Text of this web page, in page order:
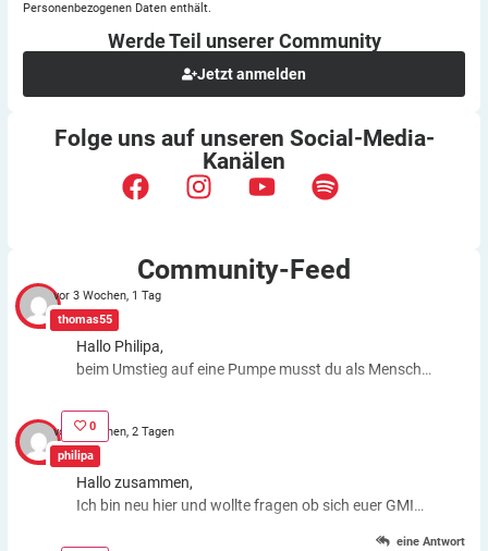
Personenbezogenen Daten enthält.
Werde Teil unserer Community
Jetzt anmelden
Folge uns auf unseren Social-Media-
Kanälen
Community-Feed
thomas55
vor 3 Wochen, 1 Tag
Hallo Philipa,
beim Umstieg auf eine Pumpe musst du als Mensch
ICT. Schätzfehler bleiben also. Du kannst aber die
Basalrate individuell einstellen, z.B. In den frühen
Morgenstunden mehr Insulin zuführen. Auch bei
körperlichen Anstrengungen kannst du die Basalrate
für eine Zeit stoppen, das morgens oder abends
0
philipa
vor 3 Wochen, 2 Tagen
Hallo zusammen,
Ich bin neu hier und wollte fragen ob sich euer GMI
eine Antwort